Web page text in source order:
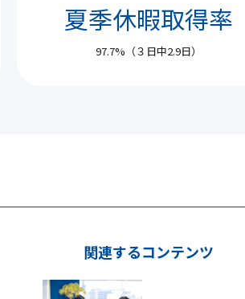
夏季休暇取得率
97.7%（３日中2.9日）
関連するコンテンツ